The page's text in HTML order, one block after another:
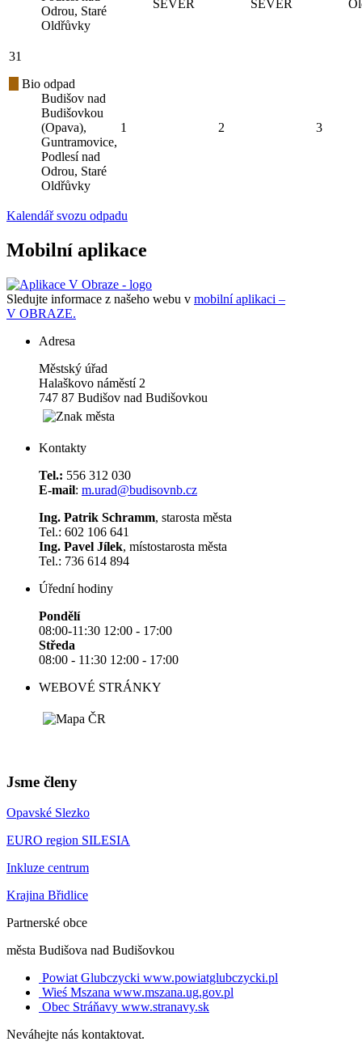
Odrou, Staré
Oldřůvky
SEVER SEVER
31
Bio odpad
Budišov nad
Budišovkou
(Opava),
Guntramovice,
Podlesí nad
Odrou, Staré
Oldřůvky
1 2 3
Kalendář svozu odpadu
Mobilní aplikace
Sledujte informace z našeho webu v mobilní aplikaci –
V OBRAZE.
Adresa
Městský úřad
Halaškovo náměstí 2
747 87 Budišov nad Budišovkou
Kontakty
Tel.: 556 312 030
E-mail: m.urad@budisovnb.cz
Ing. Patrik Schramm, starosta města
Tel.: 602 106 641
Ing. Pavel Jílek, místostarosta města
Tel.: 736 614 894
Úřední hodiny
Pondělí
08:00-11:30 12:00 - 17:00
Středa
08:00 - 11:30 12:00 - 17:00
WEBOVÉ STRÁNKY
Jsme členy
Opavské Slezko
EURO region SILESIA
Inkluze centrum
Krajina Břidlice
Partnerské obce
města Budišova nad Budišovkou
Powiat Glubczycki www.powiatglubczycki.pl
Wieś Mszana www.mszana.ug.gov.pl
Obec Stráňavy www.stranavy.sk
Neváhejte nás kontaktovat.